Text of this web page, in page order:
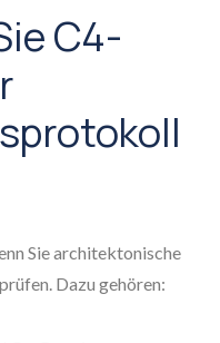
C4-
Sie architektonische
Dazu gehören: